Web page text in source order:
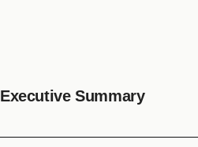
Executive Summary